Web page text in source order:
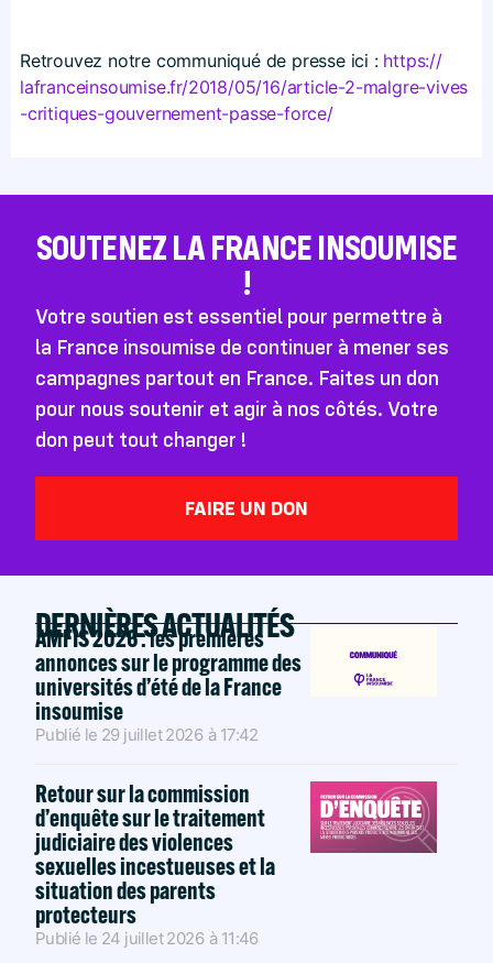
Retrouvez notre communiqué de presse ici : https://​
lafranceinsoumise​.fr/​2​0​1​8​/​0​5​/​1​6​/​a​r​t​i​c​l​e​-​2​-​m​a​l​g​r​e​-​v​i​v​e​s​
-​c​r​i​t​i​q​u​e​s​-​g​o​u​v​e​r​n​e​m​e​n​t​-​p​a​s​s​e​-​f​o​r​ce/
SOUTENEZ LA FRANCE INSOUMISE
!
Votre soutien est essentiel pour permettre à
la France insoumise de continuer à mener ses
campagnes partout en France. Faites un don
pour nous soutenir et agir à nos côtés. Votre
don peut tout changer !
FAIRE UN DON
DERNIÈRES ACTUALITÉS
AMFIS 2026 : les premières
annonces sur le programme des
universités d’été de la France
insoumise
Publié le 29 juillet 2026 à 17:42
Retour sur la commission
d’enquête sur le traitement
judiciaire des violences
sexuelles incestueuses et la
situation des parents
protecteurs
Publié le 24 juillet 2026 à 11:46